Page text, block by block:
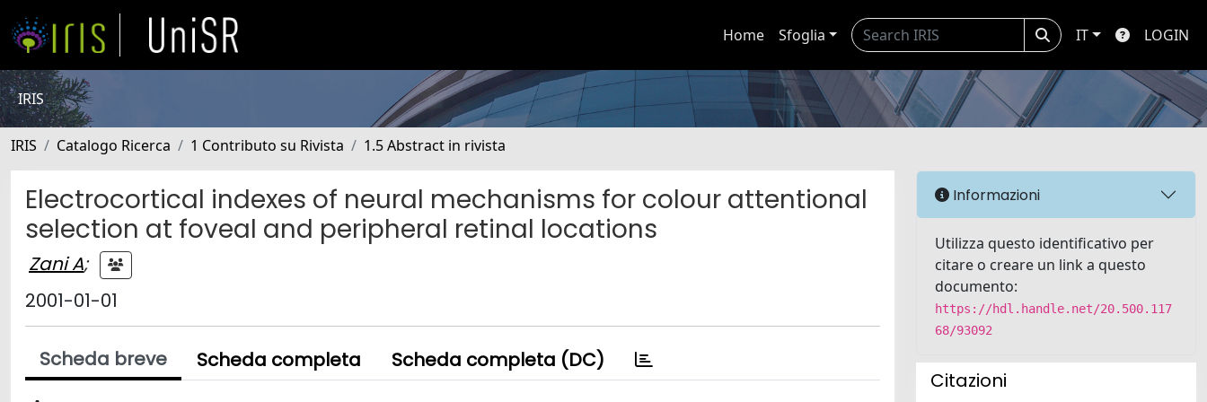
Home Sfoglia IT LOGIN
IRIS
IRIS Catalogo Ricerca 1 Contributo su Rivista 1.5 Abstract in rivista
Electrocortical indexes of neural mechanisms for colour attentional
selection at foveal and peripheral retinal locations
Zani A;
2001-01-01
Scheda breve Scheda completa Scheda completa (DC)
Informazioni
Utilizza questo identificativo per
citare o creare un link a questo
documento:
https://hdl.handle.net/20.500.117
68/93092
Citazioni